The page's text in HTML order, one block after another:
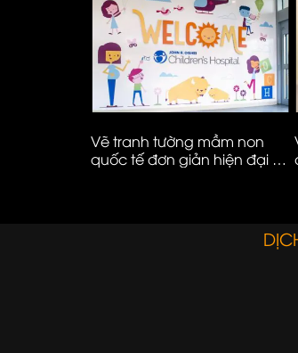
Vẽ tranh tường mầm non
quốc tế đơn giản hiện đại –